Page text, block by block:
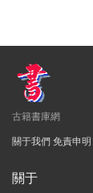
古籍書庫網
關于我們 免責申明
關于